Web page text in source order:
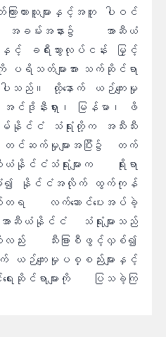
ားထားသူများနှင့်အတူ ပါဝင်
ခမ်းအနား၌ အာဆီယံ
နှင့် ခရီးသွားလုပ်ငန်း မြှင့်
ပရိသတ်များအား သက်ဆိုင်ရာ
ည်။ ထို့နောက် ယဉ်ကျေးမှု
းကို အင်ဒိုနီးရှား၊ မြန်မာ၊ ဖိ
င်ငံ သံရုံးတို့က အသီးသီး
ဆက်မှုများအပြီး၌ တက်
ယံနိုင်ငံသံရုံးများက ရိုးရာ
င့်ဧည့်ခံ၍ နိုင်ငံအလိုက် ထွက်ကုန်
တရ လက်ဆောင်ပေးအပ်ခဲ့
ယံနိုင်ငံ သံရုံးများသည်
းကိုလည်း သီးခြားစီဖွင့်လှစ်၍
ကျေးမှုပစ္စည်းများနှင့်
ေးဆိုင်ရာများကို ပြသခဲ့ကြ